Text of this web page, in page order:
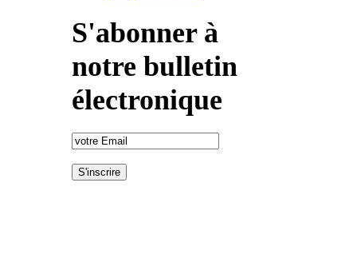
S'abonner à
notre bulletin
électronique